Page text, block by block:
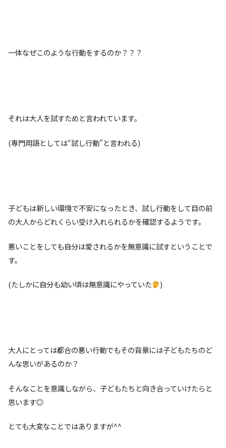
一体なぜこのような行動をするのか？？？
それは大人を試すためと言われています。
(専門用語としては“試し行動”と言われる)
子どもは新しい環境で不安になったとき、試し行動をして目の前
の大人からどれくらい受け入れられるかを確認するようです。
悪いことをしても自分は愛されるかを無意識に試すということで
す。
(たしかに自分も幼い頃は無意識にやっていた )
大人にとっては都合の悪い行動でもその背景には子どもたちのど
んな思いがあるのか？
そんなことを意識しながら、子どもたちと向き合っていけたらと
思います◎
とても大変なことではありますが^^